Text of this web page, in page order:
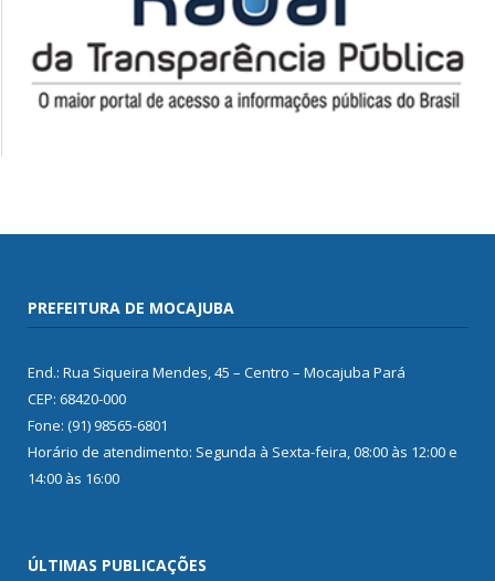
PREFEITURA DE MOCAJUBA
End.: Rua Siqueira Mendes, 45 – Centro – Mocajuba Pará
CEP: 68420-000
Fone: (91) 98565-6801
Horário de atendimento: Segunda à Sexta-feira, 08:00 às 12:00 e
14:00 às 16:00
ÚLTIMAS PUBLICAÇÕES